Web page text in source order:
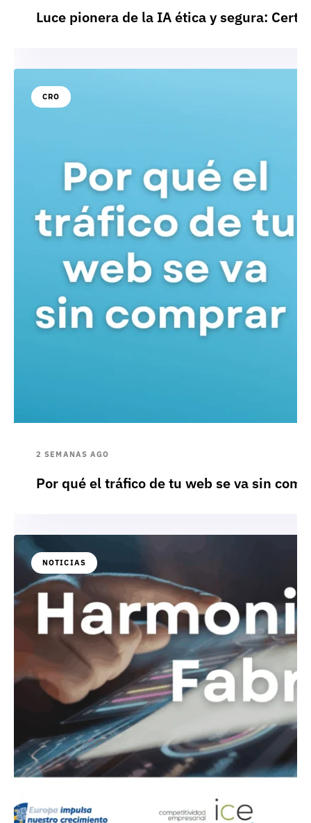
Luce pionera de la IA ética y segura:
CRO
2 SEMANAS AGO
Por qué el tráfico de tu web se va sin
NOTICIAS